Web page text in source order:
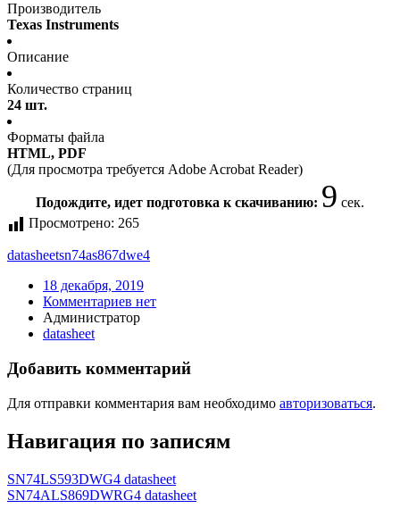
Производитель
Texas Instruments
Описание
Количество страниц
24 шт.
Форматы файла
HTML, PDF
(Для просмотра требуется Adobe Acrobat Reader)
Подождите, идет подготовка к скачиванию: 9 сек.
Просмотрено: 265
datasheetsn74as867dwe4
18 декабря, 2019
Комментариев нет
Администратор
datasheet
Добавить комментарий
Для отправки комментария вам необходимо авторизоваться.
Навигация по записям
SN74LS593DWG4 datasheet
SN74ALS869DWRG4 datasheet